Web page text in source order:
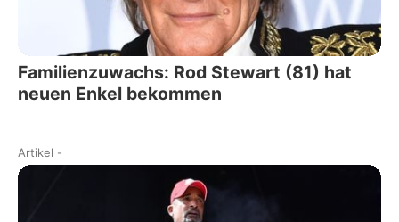
Familienzuwachs: Rod Stewart (81) hat
neuen Enkel bekommen
Artikel -